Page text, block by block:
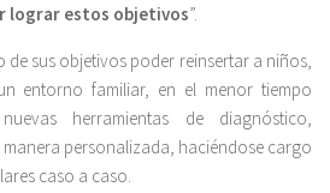
lograr estos objetivos”.
de sus objetivos poder reinsertar a niños,
entorno familiar, en el menor tiempo
herramientas de diagnóstico,
personalizada, haciéndose cargo
caso a caso.